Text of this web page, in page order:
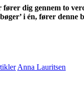
dig gennem to
i én, fører
Anna Lauritsen